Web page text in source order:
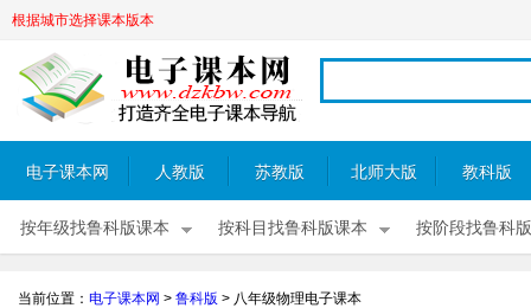
根据城市选择课本版本
电子课本网 人教版 苏教版 北师大版 教科版
按年级找鲁科版课本 按科目找鲁科版课本 按阶段找鲁科
当前位置： 电子课本网 > 鲁科版 > 八年级物理电子课本